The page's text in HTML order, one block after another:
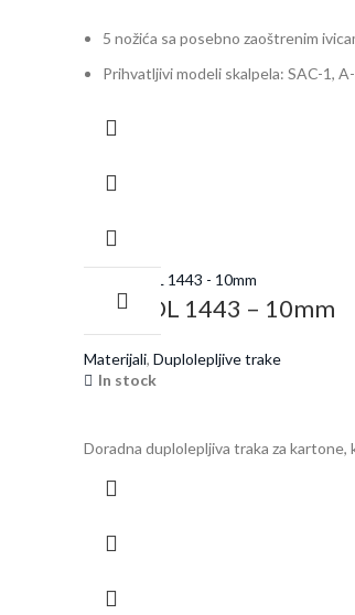
5 nožića sa posebno zaoštrenim
Prihvatljivi modeli skalpela: SAC-1,
ORAFOL 1443 – 10mm
Materijali, Duplolepljive trake
In stock
Doradna duplolepljiva traka za